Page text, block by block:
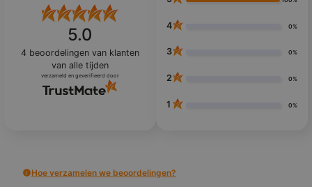
5.0
4beoordelingen van klanten
van alle tijden
verzameld en geverifieerd door
4 0%
3 0%
2 0%
1 0%
Hoe verzamelen we beoordelingen?